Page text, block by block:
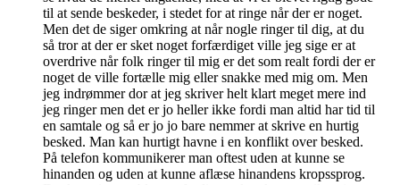
til at sende beskeder, i stedet for at ringe når der er noget.
Men det de siger omkring at når nogle ringer til dig, at du
så tror at der er sket noget forfærdiget ville jeg sige er at
overdrive når folk ringer til mig er det som realt fordi der er
noget de ville fortælle mig eller snakke med mig om. Men
jeg indrømmer dor at jeg skriver helt klart meget mere ind
jeg ringer men det er jo heller ikke fordi man altid har tid til
en samtale og så er jo jo bare nemmer at skrive en hurtig
besked. Man kan hurtigt havne i en konflikt over besked.
På telefon kommunikerer man oftest uden at kunne se
hinanden og uden at kunne aflæse hinandens kropssprog.